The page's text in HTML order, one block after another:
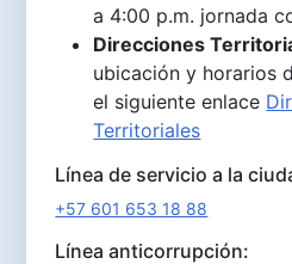
a 4:00 p.m. jornada
Direcciones
ubicación y horarios
el siguiente enlace
Territoriales
Línea de servicio a la
+57 601 653 18 88
Línea anticorrupción: